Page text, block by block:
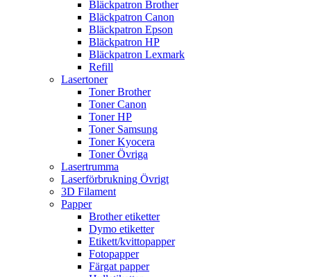
Bläckpatron Brother
Bläckpatron Canon
Bläckpatron Epson
Bläckpatron HP
Bläckpatron Lexmark
Refill
Lasertoner
Toner Brother
Toner Canon
Toner HP
Toner Samsung
Toner Kyocera
Toner Övriga
Lasertrumma
Laserförbrukning Övrigt
3D Filament
Papper
Brother etiketter
Dymo etiketter
Etikett/kvittopapper
Fotopapper
Färgat papper